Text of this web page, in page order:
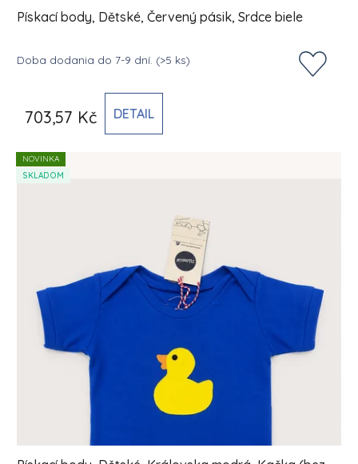
Pískací body, Dětské, Červený pásik, Srdce biele
Doba dodania do 7-9 dní. (>5 ks)
703,57 Kč DETAIL
NOVINKA
SKLADOM